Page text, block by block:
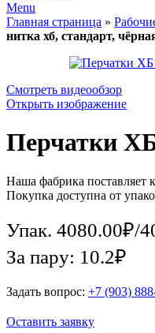
Menu
Главная страница »
нитка хб, стандарт,
Смотреть видеообзор
Открыть изображение
Перчатки
Наша фабрика поставляет
Покупка доступна от
Упак. 4080.00₽/
За пару: 10.2₽
Задать вопрос: +7 (903)
Оставить заявку